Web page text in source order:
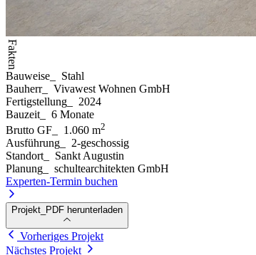
Fakten
Bauweise
Stahl
Bauherr_
Vivawest Wohnen GmbH
Fertigstellung
2024
Bauzeit
6 Monate
Brutto GF
1.060 m2
Ausführung
2-geschossig
Standort
Sankt Augustin
Planung
schultearchitekten GmbH
Experten-Termin buchen
Projekt_PDF herunterladen
Vorheriges Projekt
Nächstes Projekt